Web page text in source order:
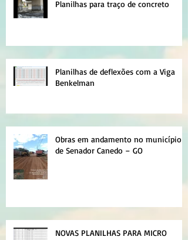
Planilhas para traço de concreto
Planilhas de deflexões com a Viga
Benkelman
Obras em andamento no município
de Senador Canedo – GO
NOVAS PLANILHAS PARA MICRO